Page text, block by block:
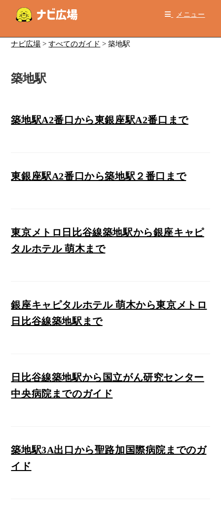
メニュー
ナビ広場 >すべてのガイド >築地駅
築地駅
築地駅A2番口から東銀座駅A2番口まで
東銀座駅A2番口から築地駅２番口まで
東京メトロ日比谷線築地駅から銀座キャピ
タルホテル 萌木まで
銀座キャピタルホテル 萌木から東京メトロ
日比谷線築地駅まで
日比谷線築地駅から国立がん研究センター
中央病院までのガイド
築地駅3A出口から聖路加国際病院までのガ
イド